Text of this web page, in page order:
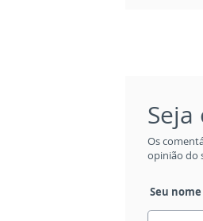
Os
opinião do
Seu nome